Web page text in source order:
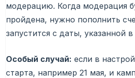
модерацию. Когда модерация
пройдена, нужно пополнить
запустится с даты, указанной
Особый случай: если в
старта, например 21 мая, и